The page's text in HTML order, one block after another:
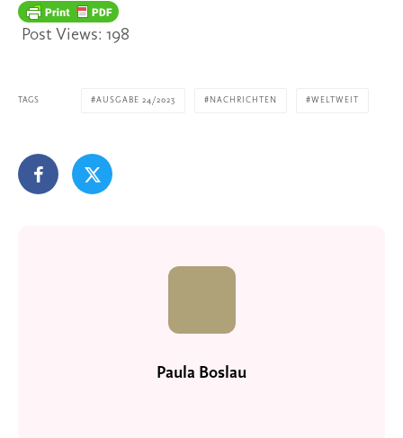
Post Views: 198
TAGS AUSGABE 24/2023 NACHRICHTEN WELTWEIT
Paula Boslau